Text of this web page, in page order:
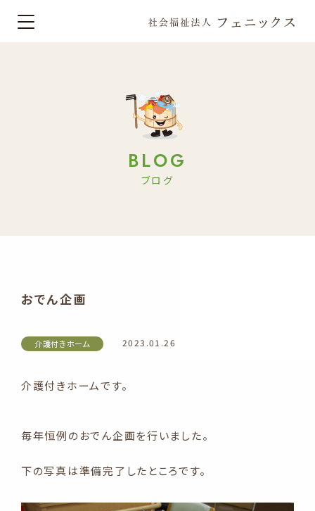
BLOG
ブログ
おでん企画
介護付きホーム 2023.01.26
介護付きホームです。
毎年恒例のおでん企画を行いました。
下の写真は準備完了したところです。